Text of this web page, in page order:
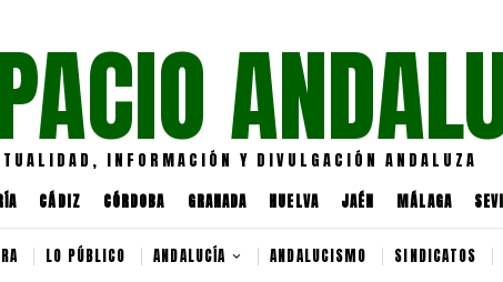
INFORMACIÓN Y DIVULGACIÓN ANDALUZA
CÁDIZ CÓRDOBA GRANADA HUELVA JAÉN MÁLAGA
LO PÚBLICO ANDALUCÍA ANDALUCISMO SINDICATOS